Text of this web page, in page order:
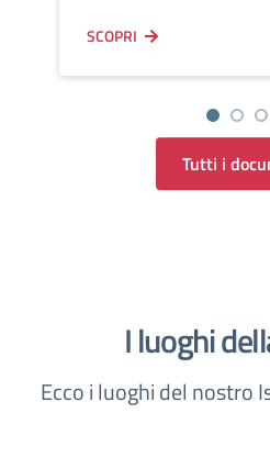
SCOPRI
Tutti i
I luoghi
Ecco i luoghi del nostro